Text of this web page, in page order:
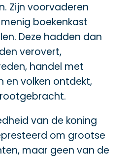
Zijn voorvaderen
boekenkast
Deze hadden dan
verovert,
handel met
en volken ontdekt,
van de koning
om grootse
maar geen van de